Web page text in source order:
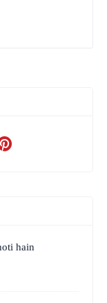
hain